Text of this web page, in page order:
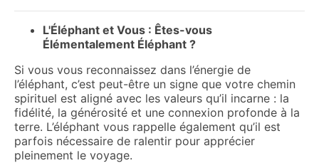
L'Éléphant et Vous : Êtes-vous
Élémentalement Éléphant ?
Si vous vous reconnaissez dans l’énergie de
l’éléphant, c’est peut-être un signe que votre chemin
spirituel est aligné avec les valeurs qu’il incarne : la
fidélité, la générosité et une connexion profonde à la
terre. L’éléphant vous rappelle également qu’il est
parfois nécessaire de ralentir pour apprécier
pleinement le voyage.